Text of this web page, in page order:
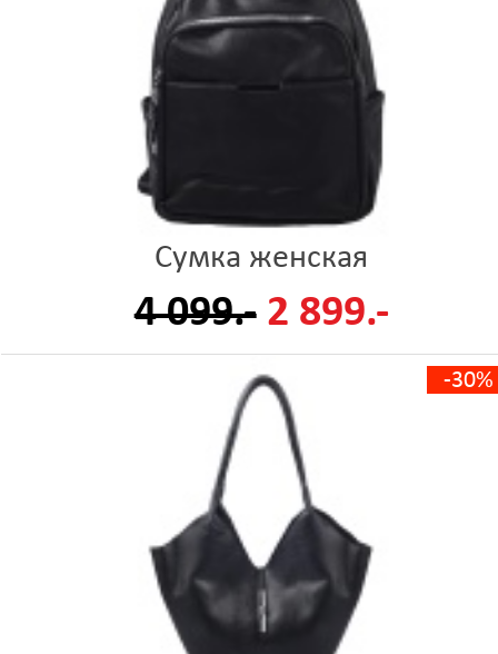
Сумка женская
4 099.- 2 899.-
-30%